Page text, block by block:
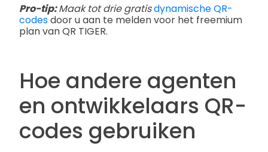
Pro-tip:Maak tot drie gratisdynamische QR-
codesdoor u aan te melden voor het freemium
plan van QR TIGER.
Hoe andere agenten
en ontwikkelaars QR-
codes gebruiken